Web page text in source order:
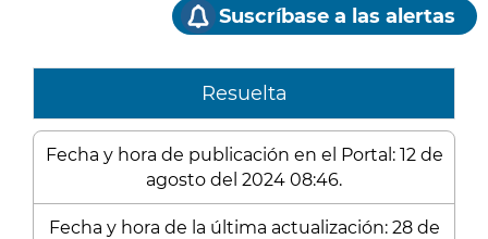
Suscríbase a las alertas
Resuelta
Fecha y hora de publicación en el Portal: 12 de
agosto del 2024 08:46.
Fecha y hora de la última actualización: 28 de